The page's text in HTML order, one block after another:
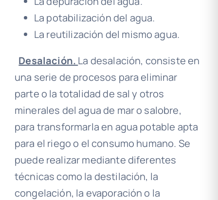
La potabilización del agua.
La reutilización del mismo agua.
Desalación. La desalación, consiste en
una serie de procesos para eliminar
parte o la totalidad de sal y otros
minerales del agua de mar o salobre,
para transformarla en agua potable apta
para el riego o el consumo humano. Se
puede realizar mediante diferentes
técnicas como la destilación, la
congelación, la evaporación o la